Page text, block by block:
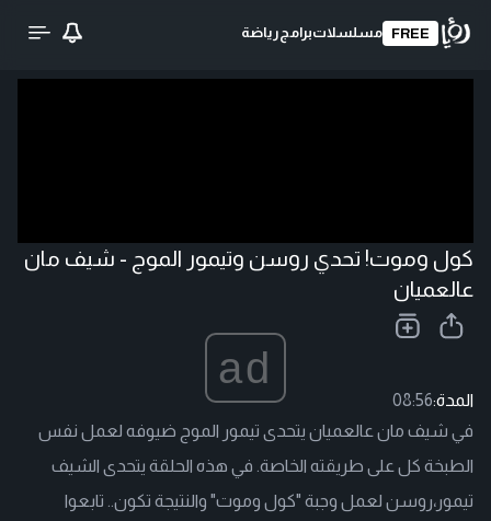
FREE مسلسلاتبرامج رياضة
كول وموت! تحدي روسن وتيمور الموج - شيف مان
عالعميان
ad
المدة:08:56
في شيف مان عالعميان يتحدى تيمور الموج ضيوفه لعمل نفس
الطبخة كل على طريقته الخاصة. في هذه الحلقة يتحدى الشيف
تيمور،روسن لعمل وجبة "كول وموت" والنتيجة تكون.. تابعوا